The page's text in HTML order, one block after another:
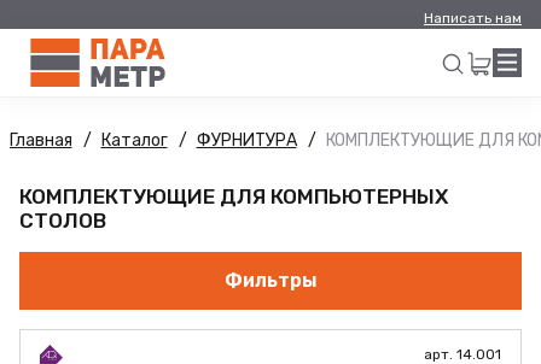
Написать нам
Искать
Главная Каталог ФУРНИТУРА КОМПЛЕКТУЮЩИЕ ДЛЯ
КОМПЛЕКТУЮЩИЕ ДЛЯ КОМПЬЮТЕРНЫХ
СТОЛОВ
Фильтры
арт. 14.001